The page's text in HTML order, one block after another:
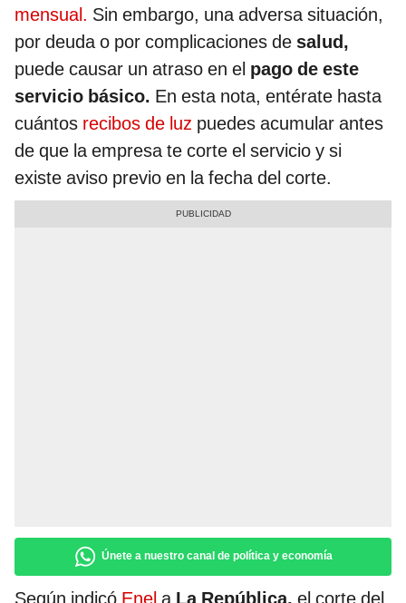
mensual. Sin embargo, una adversa situación,
por deuda o por complicaciones de salud,
puede causar un atraso en el pago de este
servicio básico. En esta nota, entérate hasta
cuántos recibos de luz puedes acumular antes
de que la empresa te corte el servicio y si
existe aviso previo en la fecha del corte.
Únete a nuestro canal de política y economía
Según indicó Enel aLa República, el corte del